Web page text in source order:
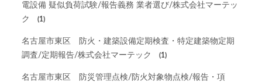
電設備 疑似負荷試験/報告義務 業者選び/株式会社マーテッ
ク
(1)
名古屋市東区 防火・建築設備定期検査・特定建築物定期
調査/定期報告/株式会社マーテック
(1)
名古屋市東区 防災管理点検/防火対象物点検/報告・項